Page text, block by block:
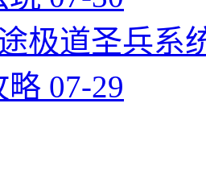
极道圣兵系
略 07-29